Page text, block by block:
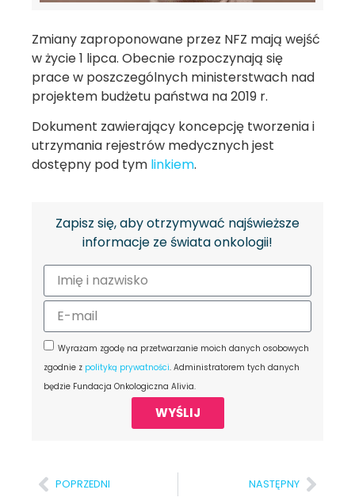
Zmiany zaproponowane przez NFZ mają wejść
w życie 1 lipca. Obecnie rozpoczynają się
prace w poszczególnych ministerstwach nad
projektem budżetu państwa na 2019 r.
Dokument zawierający koncepcję tworzenia i
utrzymania rejestrów medycznych jest
dostępny pod tym linkiem.
Zapisz się, aby otrzymywać najświeższe
informacje ze świata onkologii!
Wyrażam zgodę na przetwarzanie moich danych osobowych
zgodnie z polityką prywatności. Administratorem tych danych
będzie Fundacja Onkologiczna Alivia.
WYŚLIJ
POPRZEDNI NASTĘPNY